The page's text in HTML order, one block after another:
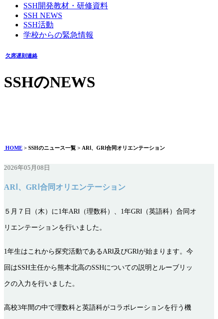
SSH開発教材・研修資料
SSH NEWS
SSH活動
学校からの緊急情報
欠席遅刻連絡
SSHのNEWS
HOME > SSHのニュース一覧 > ARⅠ、GRⅠ合同オリエンテーション
2026年05月08日
ARⅠ、GRⅠ合同オリエンテーション
５月７日（木）に1年ARⅠ（理数科）、1年GRⅠ（英語科）合同オ
リエンテーションを行いました。
1 年生はこれから探究活動であるARⅠ及びGRⅠが始まります。今
回はSSH主任から熊本北高のSSHについての説明とルーブリッ
クの入力を行いました。
高校3年間の中で理数科と英語科がコラボレーションを行う機